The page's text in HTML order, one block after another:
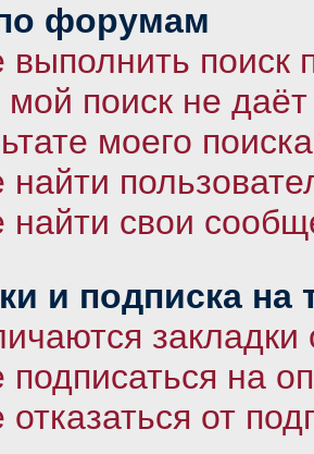
форумам
выполнить
поиск не даёт
моего
найти
найти свои
и подписка на
закладки
подписаться на
от